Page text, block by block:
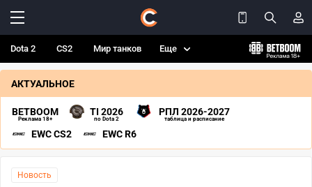
Dota 2 CS2 Мир танков Еще
АКТУАЛЬНОЕ
BETBOOM
Реклама 18+
TI 2026
по Dota 2
РПЛ 2026-2027
таблица и расписание
EWC CS2 EWC R6
Новость